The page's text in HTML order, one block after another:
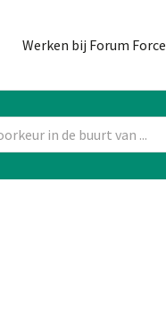
Werken bij Forum Force